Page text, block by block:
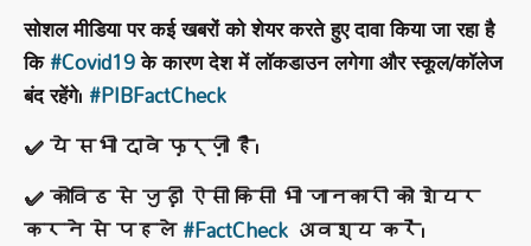
सोशल मीडिया पर कई खबरों को शेयर करते हुए दावा किया जा रहा है
कि#Covid19के कारण देश में लॉकडाउन लगेगा और स्कूल/कॉलेज
बंद रहेंगे। #PIBFactCheck
✅ ये सभी दावे फ़र्ज़ी हैं।
✅ कोविड से जुड़ी ऐसी किसी भी जानकारी को शेयर
करने से पहले#FactCheck अवश्य करें।